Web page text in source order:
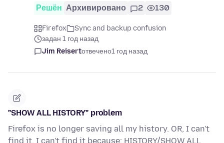
Решён Архивировано 2 130
Firefox
Sync and backup confusion
задан 1 год назад
Jim Reisertотвечено1 год назад
"SHOW ALL HISTORY" problem
Firefox is no longer saving all my history. OR, I can't
find it. I can't find it because: HISTORY/SHOW ALL